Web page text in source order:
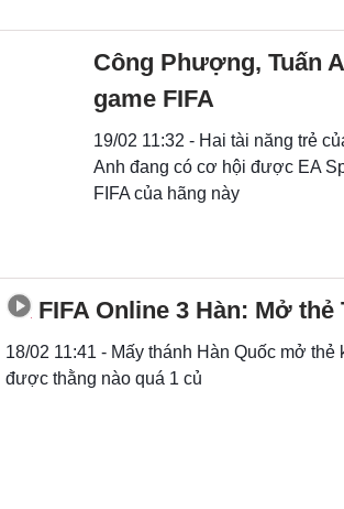
Công Phượng, Tuấn
game FIFA
19/02 11:32 - Hai tài năng trẻ
Anh đang có cơ hội được EA
FIFA của hãng này
FIFA Online 3 Hàn: Mở thẻ
18/02 11:41 - Mấy thánh Hàn Quốc mở
được thằng nào quá 1 củ